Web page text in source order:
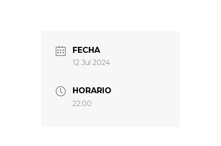
FECHA
12 Jul 2024
HORARIO
22:00